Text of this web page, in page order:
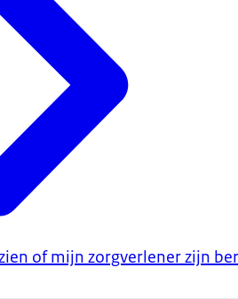
of mijn zorgverlener zijn